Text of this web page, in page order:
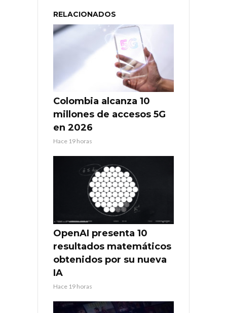
RELACIONADOS
Colombia alcanza 10
millones de accesos 5G
en 2026
Hace 19 horas
OpenAI presenta 10
resultados matemáticos
obtenidos por su nueva
IA
Hace 19 horas